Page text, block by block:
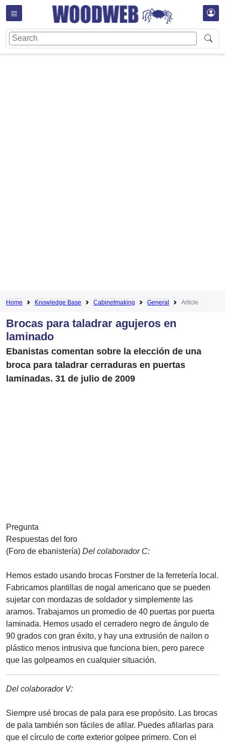
Home Knowledge Base Cabinetmaking General Article
Brocas para taladrar agujeros en
laminado
Ebanistas comentan sobre la elección de una
broca para taladrar cerraduras en puertas
laminadas. 31 de julio de 2009
Pregunta
Respuestas del foro
(Foro de ebanistería) Del colaborador C:
Hemos estado usando brocas Forstner de la ferretería local.
Fabricamos plantillas de nogal americano que se pueden
sujetar con mordazas de soldador y simplemente las
aramos. Trabajamos un promedio de 40 puertas por puerta
laminada. Hemos usado el cerradero negro de ángulo de
90 grados con gran éxito, y hay una extrusión de nailon o
plástico menos intrusiva que funciona bien, pero parece
que las golpeamos en cualquier situación.
Del colaborador V:
Siempre usé brocas de pala para ese propósito. Las brocas
de pala también son fáciles de afilar. Puedes afilarlas para
que el círculo de corte exterior golpee primero. Con el